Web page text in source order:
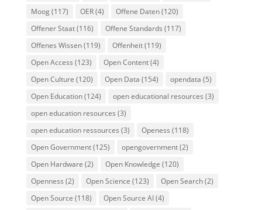
Moog(117) OER(4) Offene Daten(120)
Offener Staat(116) Offene Standards (117)
Offenes Wissen(119) Offenheit(119)
Open Access (123) Open Content(4)
Open Culture (120) Open Data (154) opendata (5)
Open Education(124) open educational resources (3)
open education resources (3)
open education ressources (3) Openess (118)
Open Government(125) opengovernment(2)
Open Hardware (2) Open Knowledge (120)
Openness (2) Open Science (123) Open Search(2)
Open Source (118) Open Source AI(4)